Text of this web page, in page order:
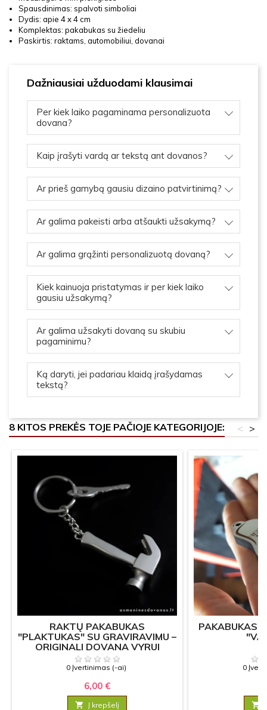
Spausdinimas: spalvoti simboliai
Dydis: apie 4 x 4 cm
Komplektas: pakabukas su žiedeliu
Paskirtis: raktams, automobiliui, dovanai
Dažniausiai užduodami klausimai
Per kiek laiko pagaminama personalizuota
dovana?
Kaip įrašyti vardą ar tekstą ant dovanos?
Ar prieš gamybą gausiu dizaino patvirtinimą?
Ar galima pakeisti arba atšaukti užsakymą?
Ar galima grąžinti personalizuotą dovaną?
Kiek kainuoja pristatymas ir per kiek laiko
gausiu užsakymą?
Ar galima užsakyti dovaną su skubiu
pagaminimu?
Ką daryti, jei padariau klaidą įrašydamas
tekstą?
8 KITOS PREKĖS TOJE PAČIOJE KATEGORIJOJE: >
<
RAKTŲ PAKABUKAS
"PLAKTUKAS" SU GRAVIRAVIMU –
ORIGINALI DOVANA VYRUI
0 Įvertinimas (-ai)
6,00 €
 Į krepšelį
PAKABUKAS
0
